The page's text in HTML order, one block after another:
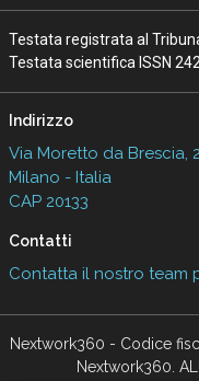
Testata registrata al
Testata scientifica ISSN
Indirizzo
Via Moretto da Brescia,
Milano - Italia
CAP 20133
Contatti
Contatta il nostro team
Nextwork360 - Codice
Nextwork360.